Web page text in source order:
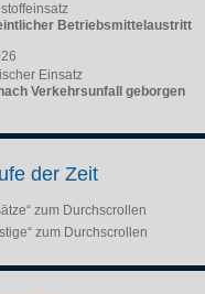
Betriebsmittelaustritt
Einsatz
Verkehrsunfall geborgen
der Zeit
zum Durchscrollen
zum Durchscrollen